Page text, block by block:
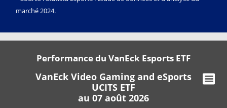
marché 2024.
Performance du VanEck Esports ETF
VanEck Video Gaming and eSports
UCITS ETF
au 07 août 2026